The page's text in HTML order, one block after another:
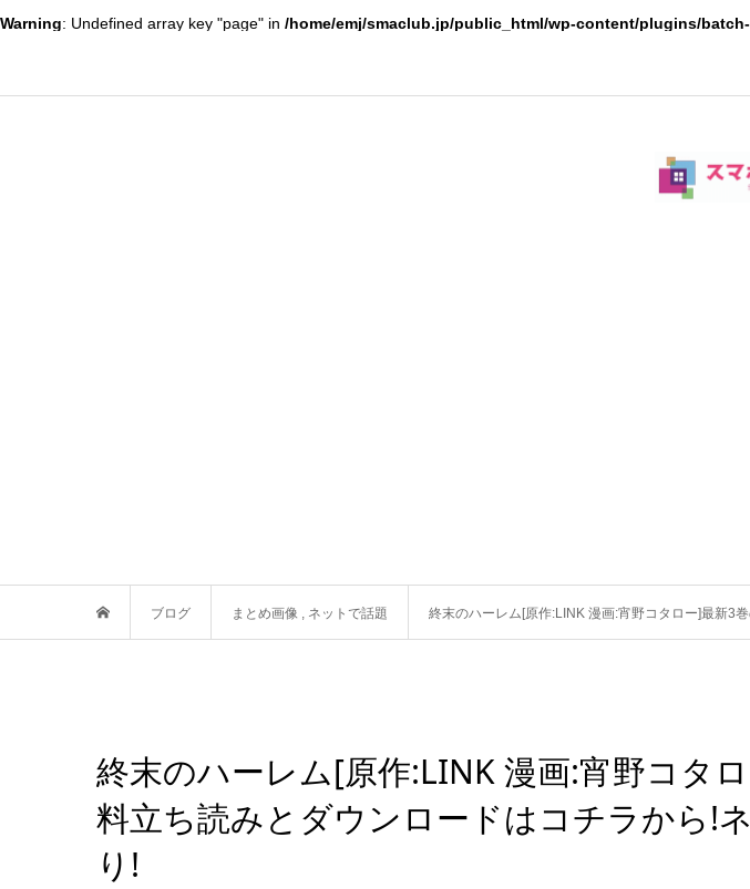
Warning: Undefined array key "page" in /home/emj/smaclub.jp/public_html/wp-content/plugins/
ブログ まとめ画像 , ネットで話題 終末のハーレム[原作:LINK 漫画:宵野コタロー]最新3
終末のハーレム[原作:LINK 漫画:宵野コタ
料立ち読みとダウンロードはコチラから!
り!